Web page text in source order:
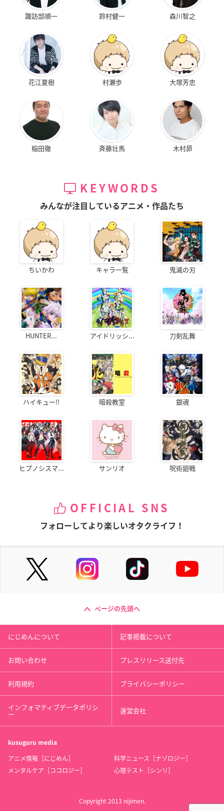
諏訪部順一 鈴村健一 森川智之
花江夏樹 村瀬歩 大塚芳忠
稲田徹 斉藤壮馬 木村昴
KEYWORDS
みんなが注目しているアニメ・作品たち
ちいかわ キャラ一覧 鬼滅の刃
HUNTER... アイドリッシ... 刀剣乱舞
ハイキュー!! 暗殺教室 銀魂
ヒプノシスマ... サンリオ 呪術廻戦
OFFICIAL SNS
フォローしてより楽しいオタクライフ！
ページの先頭へ
にじめんについて 記事掲載について
お問い合わせ プレスリリース送付先
利用規約 プライバシーポリシー
インフォマティブデータポリシ
ー 運営会社
kusuguru media
アニメ情報［にじめん］
科学ニュース［ナゾロジー］
メンタルケア［ココロジー］
心理テスト［シンリ］
Copyright 2013 nijimen.